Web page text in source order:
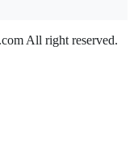
All right reserved.